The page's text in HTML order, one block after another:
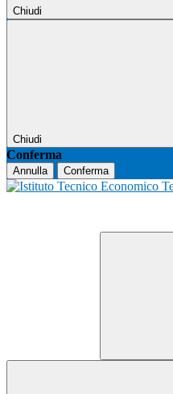
Chiudi
Chiudi
Conferma
Annulla Conferma